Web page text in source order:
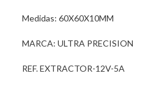
Medidas: 60X60X10MM
MARCA: ULTRA PRECISION
REF. EXTRACTOR-12V-5A